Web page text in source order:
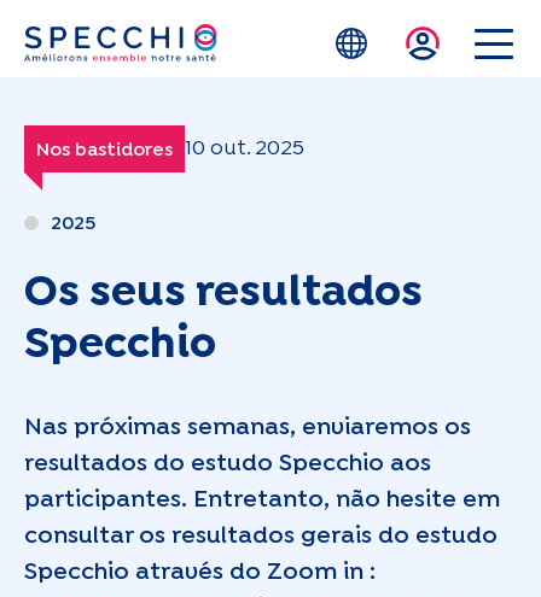
Skip to main content
Nos bastidores 10 out. 2025
2025
Os seus resultados
Specchio
Nas próximas semanas, enviaremos os
resultados do estudo Specchio aos
participantes. Entretanto, não hesite em
consultar os resultados gerais do estudo
Specchio através do Zoom in :